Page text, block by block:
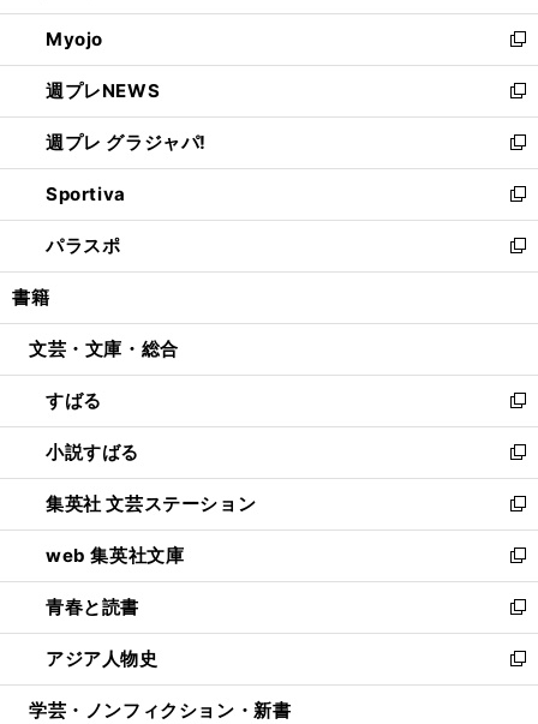
開
く
ウ
で
開
く
ン
ド
ウ
で
開
く
ウ
ィ
ン
ド
ウ
で
開
く
Myojo
新
し
い
ウ
ィ
ン
ド
ウ
で
開
週プレNEWS
新
し
い
ウ
ィ
ン
ド
ウ
開
週プレ グラジャパ!
新
し
い
ウ
ィ
ン
ウ
開
く
Sportiva
新
し
い
ウ
ン
ウ
で
開
く
パラスポ
新
し
ウ
ン
ド
ウ
で
開
く
書籍
文芸・文庫・総合
すばる
新
し
い
ウ
ィ
ン
ド
ウ
で
開
く
小説すばる
新
し
い
ウ
ィ
ン
ド
ウ
で
開
集英社 文芸ステーション
新
し
い
ウ
ィ
ン
ド
ウ
web 集英社文庫
新
し
い
ウ
ィ
ン
青春と読書
新
し
い
ウ
アジア人物史
新
し
学芸・ノンフィクション・新書